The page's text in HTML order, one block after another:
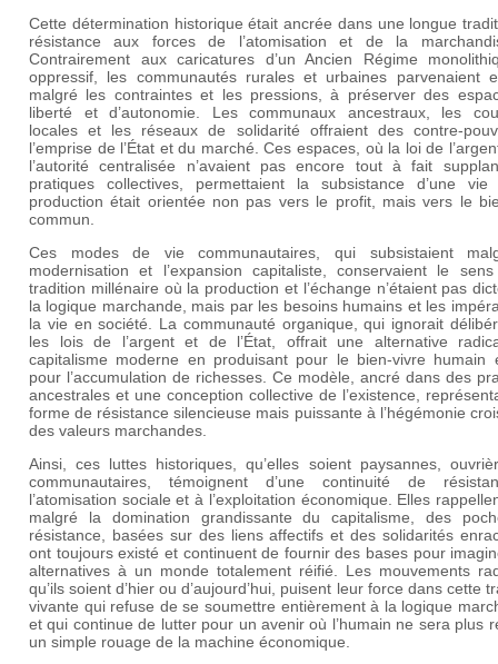
Cette détermination historique était ancrée dans une longue
résistance aux forces de l’atomisation et de la
Contrairement aux caricatures d’un Ancien Régime
oppressif, les communautés rurales et urbaines parvenaient
malgré les contraintes et les pressions, à préserver des
liberté et d’autonomie. Les communaux ancestraux, les
locales et les réseaux de solidarité offraient des contre-
l’emprise de l’État et du marché. Ces espaces, où la loi de
l’autorité centralisée n’avaient pas encore tout à fait
pratiques collectives, permettaient la subsistance d’une
production était orientée non pas vers le profit, mais vers le
commun.
Ces modes de vie communautaires, qui subsistaient
modernisation et l’expansion capitaliste, conservaient le sens
tradition millénaire où la production et l’échange n’étaient pas
la logique marchande, mais par les besoins humains et les
la vie en société. La communauté organique, qui ignorait
les lois de l’argent et de l’État, offrait une alternative
capitalisme moderne en produisant pour le bien-vivre humain
pour l’accumulation de richesses. Ce modèle, ancré dans des
ancestrales et une conception collective de l’existence,
forme de résistance silencieuse mais puissante à l’hégémonie
des valeurs marchandes.
Ainsi, ces luttes historiques, qu’elles soient paysannes,
communautaires, témoignent d’une continuité de
l’atomisation sociale et à l’exploitation économique. Elles
malgré la domination grandissante du capitalisme, des
résistance, basées sur des liens affectifs et des solidarités
ont toujours existé et continuent de fournir des bases pour
alternatives à un monde totalement réifié. Les mouvements
qu’ils soient d’hier ou d’aujourd’hui, puisent leur force dans cette
vivante qui refuse de se soumettre entièrement à la logique
et qui continue de lutter pour un avenir où l’humain ne sera plus
un simple rouage de la machine économique.